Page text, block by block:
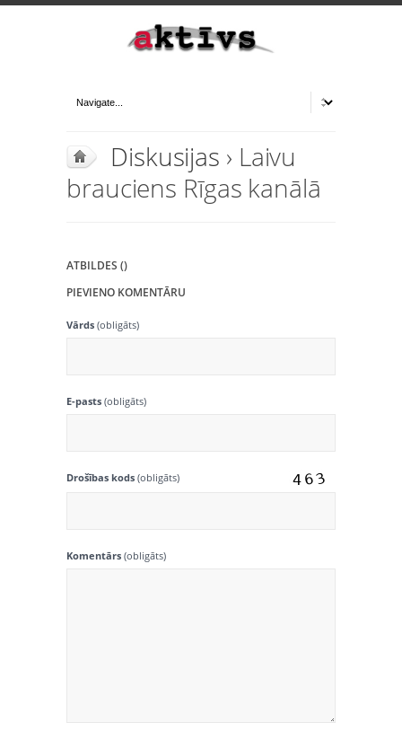
Diskusijas › Laivu
brauciens Rīgas kanālā
ATBILDES ()
PIEVIENO KOMENTĀRU
Vārds (obligāts)
E-pasts (obligāts)
Drošības kods (obligāts)
Komentārs (obligāts)